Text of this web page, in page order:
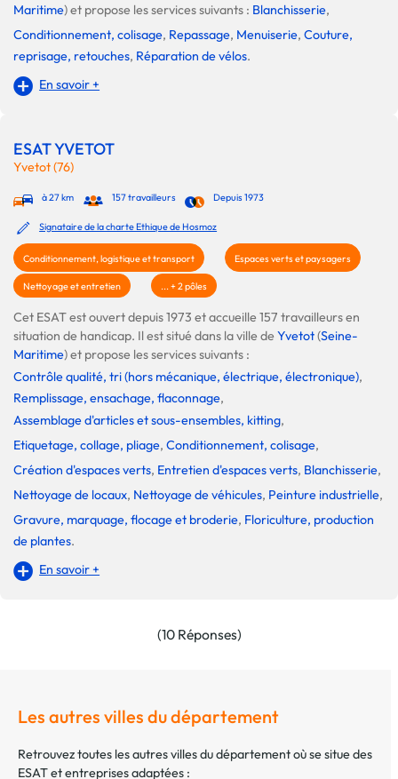
Maritime) et propose les services suivants : Blanchisserie,
Conditionnement, colisage, Repassage, Menuiserie, Couture,
reprisage, retouches, Réparation de vélos.
En savoir +
ESAT YVETOT
Yvetot (76)
à 27 km 157 travailleurs Depuis 1973
Signataire de la charte Ethique de Hosmoz
Conditionnement, logistique et transport Espaces verts et paysagers
Nettoyage et entretien ... + 2 pôles
Cet ESAT est ouvert depuis 1973 et accueille 157 travailleurs en
situation de handicap. Il est situé dans la ville deYvetot(Seine-
Maritime) et propose les services suivants :
Contrôle qualité, tri (hors mécanique, électrique, électronique),
Remplissage, ensachage, flaconnage,
Assemblage d'articles et sous-ensembles, kitting,
Etiquetage, collage, pliage, Conditionnement, colisage,
Création d'espaces verts, Entretien d'espaces verts, Blanchisserie,
Nettoyage de locaux, Nettoyage de véhicules, Peinture industrielle,
Gravure, marquage, flocage et broderie, Floriculture, production
de plantes.
En savoir +
(10 Réponses)
Les autres villes du département
Retrouvez toutes les autres villes du département où se situe des
ESAT et entreprises adaptées :